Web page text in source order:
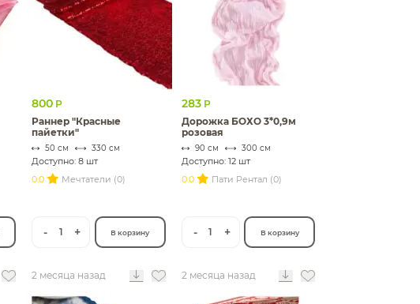
800 Р
Раннер "Красные
пайетки"
50 см 330 см
Доступно: 8 шт
0.0
Мечтатели (0)
- 1 + В корзину
283 Р
Дорожка БОХО 3*0,9м
розовая
90 см 300 см
Доступно: 12 шт
0.0
Пати Рентал (0)
- 1 + В корзину
2 месяца назад 2 месяца назад